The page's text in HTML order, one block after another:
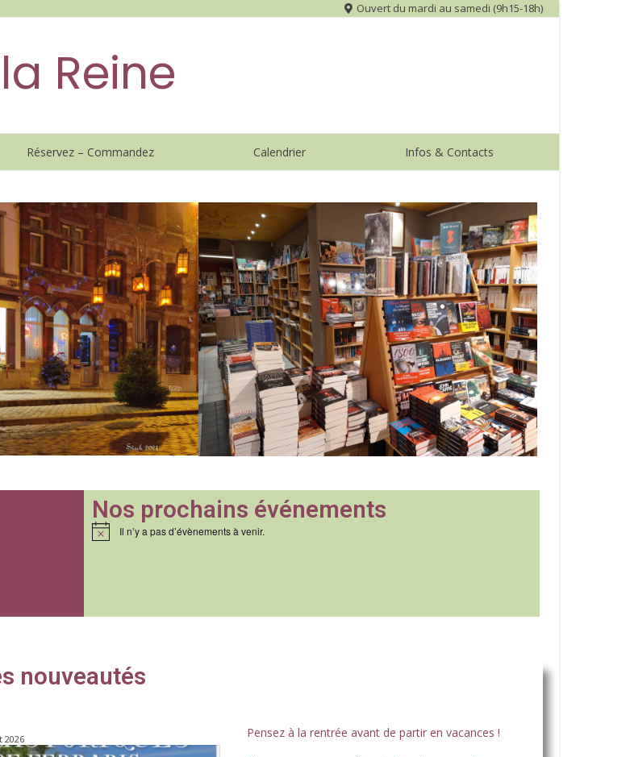
Ouvert du mardi au samedi (9h15-18h)
Reine
Réservez – Commandez Calendrier Infos & Contacts
Nos prochains événements
Notice Il n’y a pas d’évènements à venir.
nouveautés
2026
Pensez à la rentrée avant de partir en vacances !